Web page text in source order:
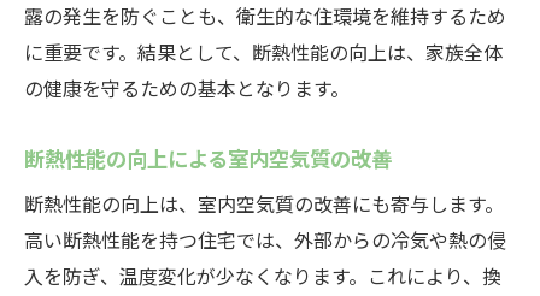
露の発生を防ぐことも、衛生的な住環境を維持するため
に重要です。結果として、断熱性能の向上は、家族全体
の健康を守るための基本となります。
断熱性能の向上による室内空気質の改善
断熱性能の向上は、室内空気質の改善にも寄与します。
高い断熱性能を持つ住宅では、外部からの冷気や熱の侵
入を防ぎ、温度変化が少なくなります。これにより、換